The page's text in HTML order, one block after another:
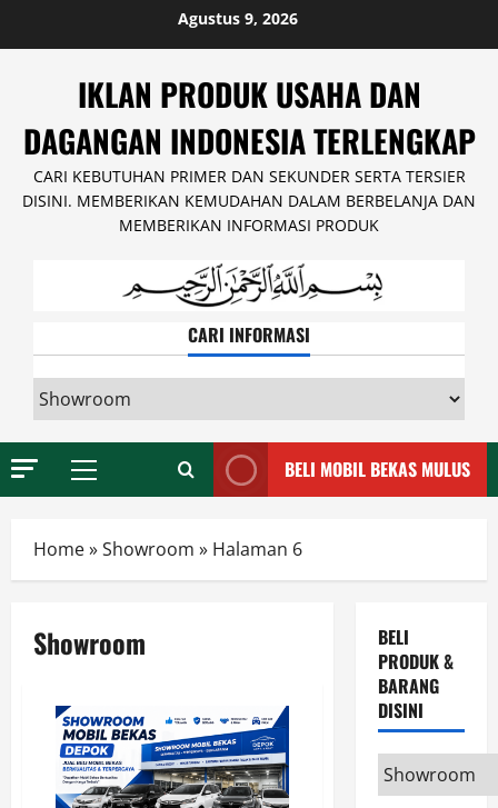
Agustus 9, 2026
IKLAN PRODUK USAHA DAN
DAGANGAN INDONESIA TERLENGKAP
CARI KEBUTUHAN PRIMER DAN SEKUNDER SERTA TERSIER
DISINI. MEMBERIKAN KEMUDAHAN DALAM BERBELANJA DAN
MEMBERIKAN INFORMASI PRODUK
CARI INFORMASI
INFORMASI
Primary
BELI MOBIL BEKAS MULUS
Home»Showroom » Halaman 6
Showroom
BELI
PRODUK &
BARANG
DISINI
Beli
Produk